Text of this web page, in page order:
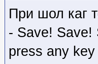
При шол каг
- Save! Save!
press any